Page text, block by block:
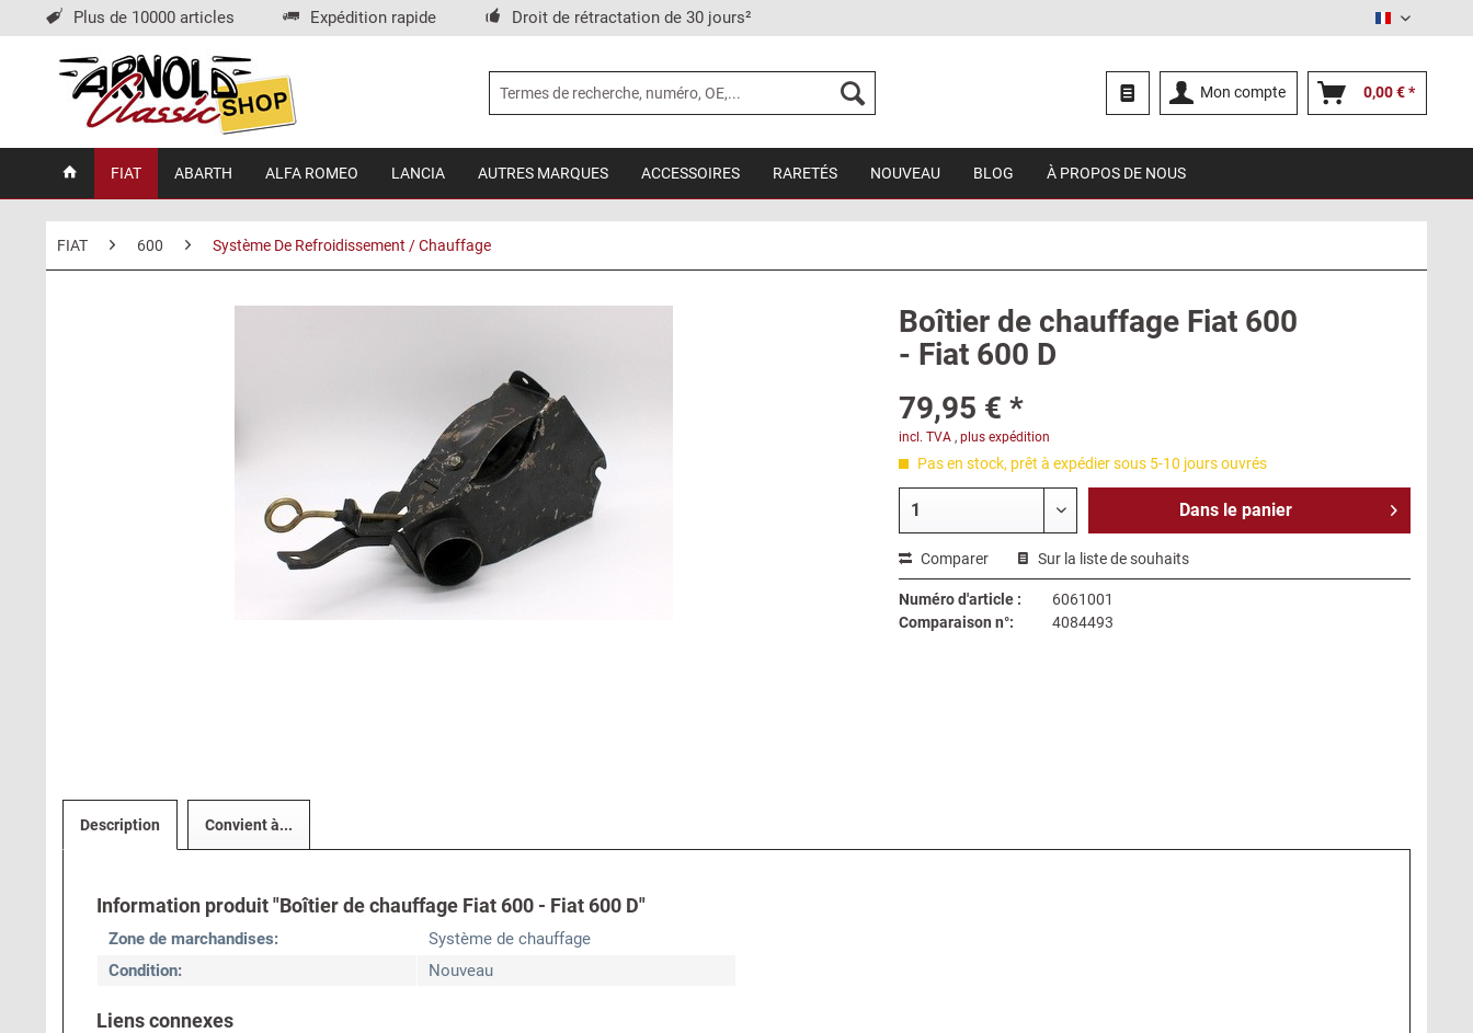
Plus de 10000 articles Expédition rapide Droit de rétractation de 30 jours² Français
Mon compte 0,00 € *
FIAT ABARTH ALFA ROMEO LANCIA AUTRES MARQUES ACCESSOIRES RARETÉS NOUVEAU BLOG À PROPOS DE NOUS
FIAT 600 Système De Refroidissement / Chauffage
Boîtier de chauffage Fiat 600
- Fiat 600 D
79,95 € *
incl. TVA, plus expédition
Pas en stock, prêt à expédier sous 5-10 jours ouvrés
Dans le panier
Comparer Sur la liste de souhaits
Numéro d'article :
6061001
Comparaison n°:
4084493
Description Convient à...
Information produit "Boîtier de chauffage Fiat 600 - Fiat 600 D"
Zone de marchandises:
Système de chauffage
Condition:
Nouveau
Liens connexes